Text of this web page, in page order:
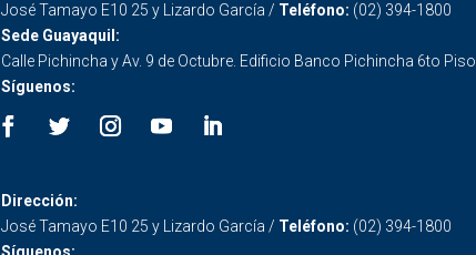
José Tamayo E10 25 y Lizardo García / Teléfono: (02) 394-1800
Sede Guayaquil:
Calle Pichincha y Av. 9 de Octubre. Edificio Banco Pichincha 6to Piso
Síguenos:
Dirección:
José Tamayo E10 25 y Lizardo García / Teléfono: (02) 394-1800